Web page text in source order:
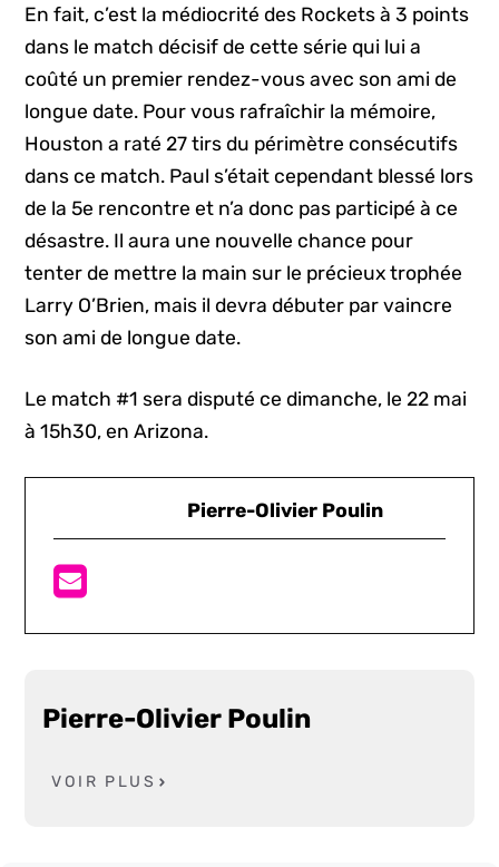
En fait, c’est la médiocrité des Rockets à 3 points
dans le match décisif de cette série qui lui a
coûté un premier rendez-vous avec son ami de
longue date. Pour vous rafraîchir la mémoire,
Houston a raté 27 tirs du périmètre consécutifs
dans ce match. Paul s’était cependant blessé lors
de la 5e rencontre et n’a donc pas participé à ce
désastre. Il aura une nouvelle chance pour
tenter de mettre la main sur le précieux trophée
Larry O’Brien, mais il devra débuter par vaincre
son ami de longue date.
Le match #1 sera disputé ce dimanche, le 22 mai
à 15h30, en Arizona.
Pierre-Olivier Poulin
Pierre-Olivier Poulin
VOIR PLUS